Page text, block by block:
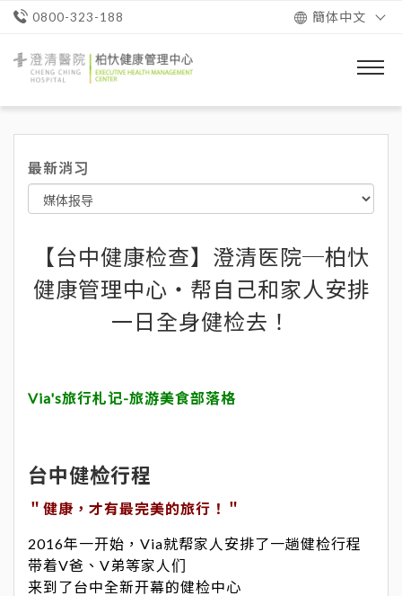
0800-323-188 簡体中文
清
院
最新消习
【台中健康检查】澄清医院─柏忕
健康管理中心‧帮自己和家人安排
一日全身健检去！
Via's旅行札记-旅游美食部落格
台中健检行程
＂健康，才有最完美的旅行！＂
2016年一开始，Via就帮家人安排了一趟健检行程
带着V爸、V弟等家人们
来到了台中全新开幕的健检中心